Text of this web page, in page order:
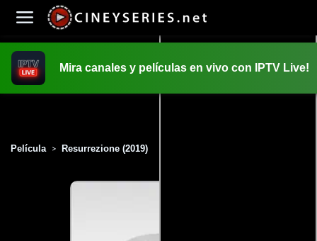
Mira canales y películas en vivo con IPTV Live!
Película > Resurrezione (2019)